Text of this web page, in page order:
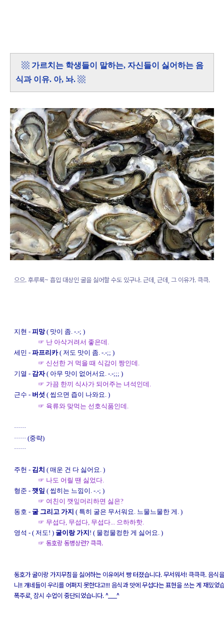
▩ 가르치는 학생들이 말하는, 자신들이 싫어하는 음
식과 이유. 아, 놔. ▩
으으. 후루룩~ 흡입 대상인 굴을 싫어할 수도 있구나. 근데, 근데, 그 이유가. 큭큭.
지현 - 피망( 맛이 좀. -.-; )
☞ 난 아삭거려서 좋은데.
세민 - 파프리카( 저도 맛이 좀. -.-;; )
☞ 신선한 거 먹을 때 식감이 짱인데.
기열 - 감자( 아무 맛이 없어서요. -.-;;; )
☞ 가끔 한끼 식사가 되어주는 녀석인데.
근수 - 버섯 ( 씹으면 즙이 나와요. )
☞ 육류와 맞먹는 선호식품인데.
······
······ (중략)
······
주헌 - 김치 ( 매운 건 다 싫어요. )
☞ 나도 어릴 땐 싫었다.
형준 - 깻잎 ( 씹히는 느낌이. -.-; )
☞ 여친이 깻잎머리하면 싫은?
동호 - 굴 그리고 가지 ( 특히 굴은 무서워요. 느물느물한 게. )
☞ 무섭다, 무섭다, 무섭다... 으하하핫.
영석 - ( 저도! ) 굴이랑 가지 ! ( 물컹물컹한 게 싫어요. )
☞ 동호랑 동병상련? 큭큭.
동호가 굴이랑 가지무침을 싫어하는 이유에서 빵 터졌습니다. 무서워서! 큭큭큭. 음식
니!! 걔네들이 우리를 어쩌지 못한다고!!! 음식과 맛에 무섭다는 표현을 쓰는 게 재밌었
폭주로, 잠시 수업이 중단되었습니다. ^___^